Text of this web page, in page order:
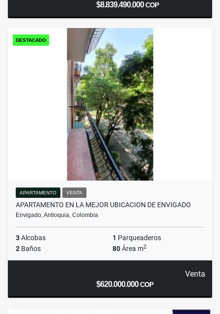
$8.839.490.000COP
DESTACADO
APARTAMENTO VENTA
APARTAMENTO EN LA MEJOR UBICACION DE ENVIGADO
Envigado, Antioquia, Colombia
3Alcobas 1 Parqueaderos
2 Baños 80Área m2
Venta
$620.000.000COP